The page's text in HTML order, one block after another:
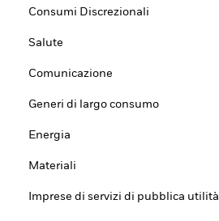
Consumi Discrezionali
Salute
Comunicazione
Generi di largo consumo
Energia
Materiali
Imprese di servizi di pubblica utilità